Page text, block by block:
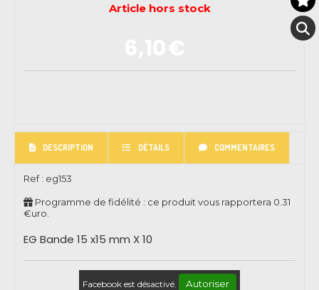
Article hors stock
DESCRIPTION DÉTAILS COMMENTAIRES
Ref : eg153
Programme de fidélité : ce produit vous rapportera 0.31
€uro.
EG Bande 15 x15 mm X 10
Facebook est désactivé. Autoriser